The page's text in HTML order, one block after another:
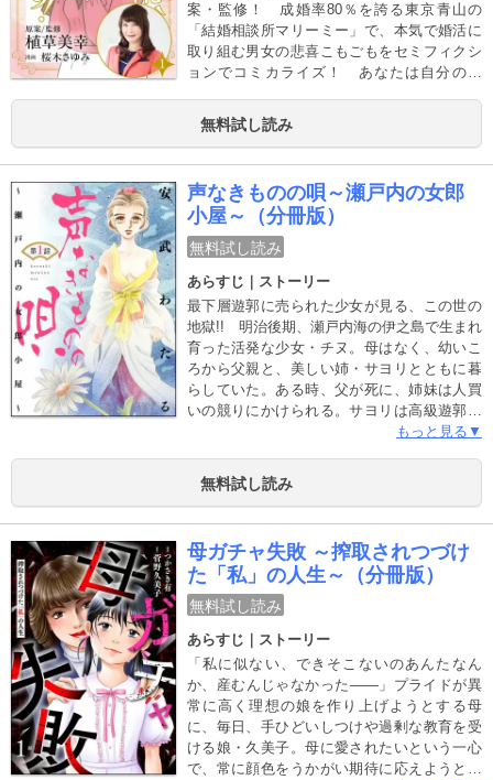
案・監修！ 成婚率80％を誇る東京青山の
「結婚相談所マリーミー」で、本気で婚活に
取り組む男女の悲喜こもごもをセミフィクシ
ョンでコミカライズ！ あなたは自分のこ
無料試し読み
声なきものの唄～瀬戸内の女郎
小屋～（分冊版）
無料試し読み
あらすじ｜ストーリー
最下層遊郭に売られた少女が見る、この世の
地獄!! 明治後期、瀬戸内海の伊之島で生まれ
育った活発な少女・チヌ。母はなく、幼いこ
ろから父親と、美しい姉・サヨリとともに暮
らしていた。ある時、父が死に、姉妹は人買
いの競りにかけられる。サヨリは高級遊郭へ
売られ、チヌは下層遊郭の「須賀屋」へ売ら
を持つチヌだったが……。 ※この作品は
『ストーリーな女たち Vol.7』に収録されてい
もっと見る▼
無料試し読み
母ガチャ失敗 ～搾取されつづけ
た「私」の人生～（分冊版）
無料試し読み
あらすじ｜ストーリー
「私に似ない、できそこないのあんたなん
か、産むんじゃなかった――」プライドが異
常に高く理想の娘を作り上げようとする母
に、毎日、手ひどいしつけや過剰な教育を受
ける娘・久美子。母に愛されたいという一心
で、常に顔色をうかがい期待に応えようと努